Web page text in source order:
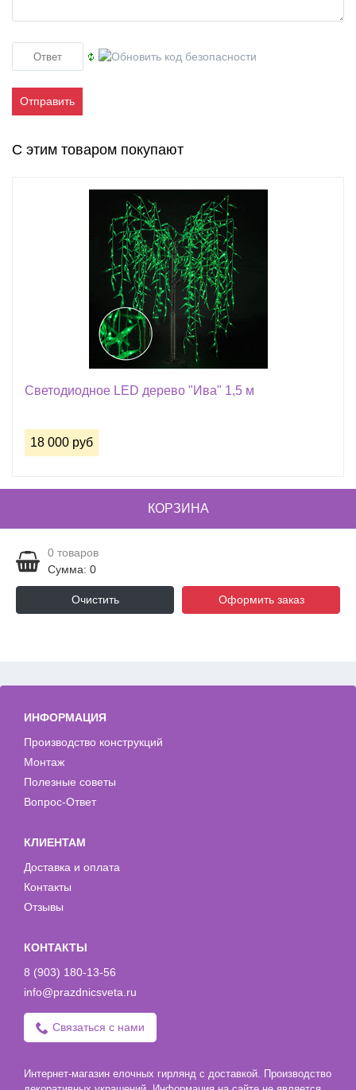
Отправить
С этим товаром покупают
Светодиодное LED дерево "Ива" 1,5 м
18 000 руб
КОРЗИНА
0 товаров
Сумма: 0
Очистить Оформить заказ
ИНФОРМАЦИЯ
Производство конструкций
Монтаж
Полезные советы
Вопрос-Ответ
КЛИЕНТАМ
Доставка и оплата
Контакты
Отзывы
КОНТАКТЫ
8 (903) 180-13-56
info@prazdnicsveta.ru
Связаться с нами
Интернет-магазин елочных гирлянд с доставкой. Производство